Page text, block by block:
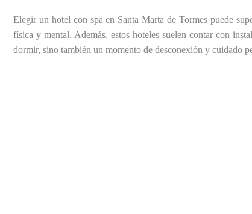
Elegir un hotel con spa en Santa Marta de Tormes puede
física y mental. Además, estos hoteles suelen contar con
dormir, sino también un momento de desconexión y cuidado